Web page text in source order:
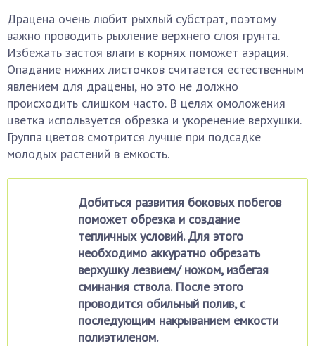
Драцена очень любит рыхлый субстрат, поэтому
важно проводить рыхление верхнего слоя грунта.
Избежать застоя влаги в корнях поможет аэрация.
Опадание нижних листочков считается естественным
явлением для драцены, но это не должно
происходить слишком часто. В целях омоложения
цветка используется обрезка и укоренение верхушки.
Группа цветов смотрится лучше при подсадке
молодых растений в емкость.
Добиться развития боковых побегов
поможет обрезка и создание
тепличных условий. Для этого
необходимо аккуратно обрезать
верхушку лезвием/ ножом, избегая
сминания ствола. После этого
проводится обильный полив, с
последующим накрыванием емкости
полиэтиленом.